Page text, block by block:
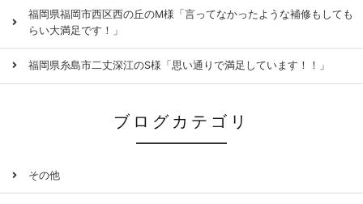
福岡県福岡市西区西の丘のM様「言ってなかったような補修もしても
らい大満足です！」
福岡県糸島市二丈深江のS様「思い通りで満足しています！！」
ブログカテゴリ
その他